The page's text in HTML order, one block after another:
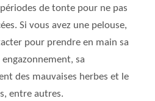
de tonte pour ne pas
Si vous avez une pelouse,
pour prendre en main sa
sa
des mauvaises herbes et le
entre autres.